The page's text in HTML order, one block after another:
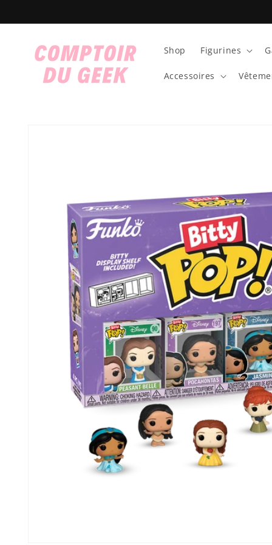
au
Shop Figurines
Accessoires